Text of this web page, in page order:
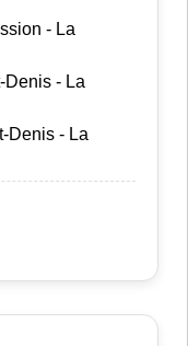
- La
Denis - La
Denis - La